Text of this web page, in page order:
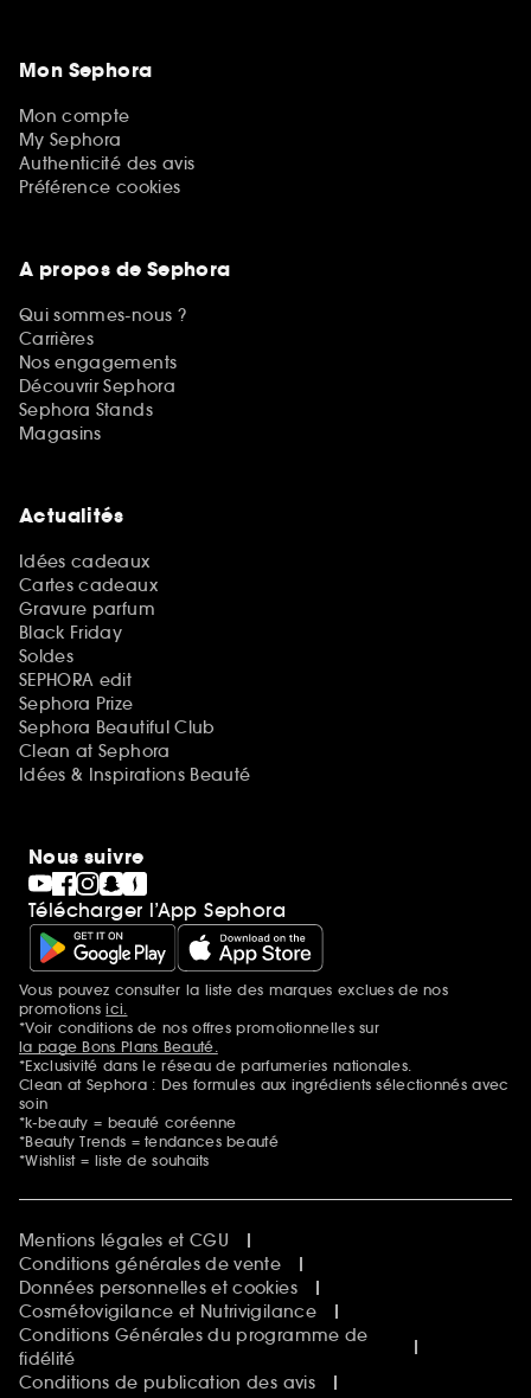
Mon Sephora
Mon compte
My Sephora
Authenticité des avis
Préférence cookies
A propos de Sephora
Qui sommes-nous ?
Carrières
Nos engagements
Découvrir Sephora
Sephora Stands
Magasins
Actualités
Idées cadeaux
Cartes cadeaux
Gravure parfum
Black Friday
Soldes
SEPHORA edit
Sephora Prize
Sephora Beautiful Club
Clean at Sephora
Idées & Inspirations Beauté
Nous suivre
Télécharger l’App Sephora
Mentions additionnelles
Vous pouvez consulter la liste des marques exclues de nos
promotionsici.
*Voir conditions de nos offres promotionnelles sur
la page Bons Plans Beauté.
*Exclusivité dans le réseau de parfumeries nationales.
Clean at Sephora : Des formules aux ingrédients sélectionnés avec
soin
*k-beauty = beauté coréenne
*Beauty Trends = tendances beauté
*Wishlist = liste de souhaits
Mentions légales et CGU
Conditions générales de vente
Données personnelles et cookies
Cosmétovigilance et Nutrivigilance
Conditions Générales du programme de
fidélité
Conditions de publication des avis